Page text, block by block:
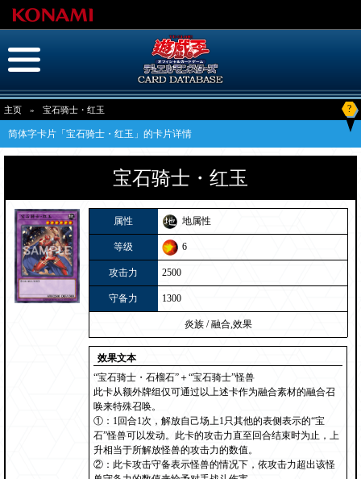
主页 » 宝石骑士・红玉 ?
简体字卡片「宝石骑士・红玉」的卡片详情
宝石骑士・红玉
属性 地属性
等级 6
攻击力 2500
守备力 1300
炎族 / 融合,效果
效果文本
“宝石骑士・石榴石”＋“宝石骑士”怪兽
此卡从额外牌组仅可通过以上述卡作为融合素材的融合召
唤来特殊召唤。
①：1回合1次，解放自己场上1只其他的表侧表示的“宝
石”怪兽可以发动。此卡的攻击力直至回合结束时为止，上
升相当于所解放怪兽的攻击力的数值。
②：此卡攻击守备表示怪兽的情况下，依攻击力超出该怪